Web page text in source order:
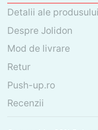
Detalii ale produsului
Despre Jolidon
Mod de livrare
Retur
Push-up.ro
Recenzii